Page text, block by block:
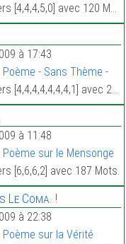
[4,4,4,5,0] avec 120 Mots.
à 17:43
Poème - Sans Thème -
avec 250 Mots.
à 11:48
Poème sur le Mensonge
[6,6,6,2] avec 187 Mots.
Le Coma. !
à 22:38
Poème sur la Vérité